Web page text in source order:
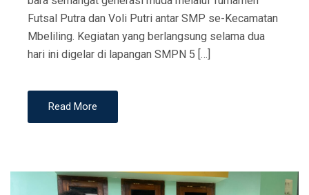
Futsal Putra dan Voli Putri antar SMP se-Kecamatan
Mbeliling. Kegiatan yang berlangsung selama dua
hari ini digelar di lapangan SMPN 5 […]
Read More